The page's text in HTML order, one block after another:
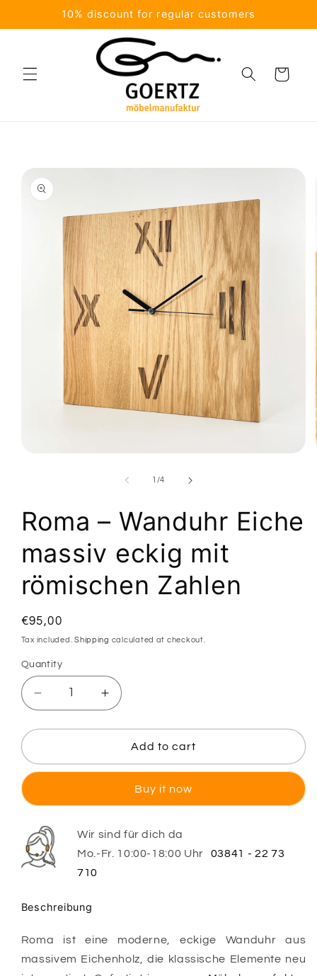
10% discount for regular customers
Cart
Skip to
product
information
1 /of
4
Roma – Wanduhr Eiche
massiv eckig mit
römischen Zahlen
Regular
price
€95,00
Tax included.Shipping calculated at checkout.
Quantity
Decrease
quantity
for
–
Wanduhr
massiv
eckig
mit
römischen
Zahlen
Increase
quantity
for
Roma
–
Eiche
massiv
mit
römischen
Add to cart
Buy it now
Wir sind für dich da
Mo.-Fr. 10:00-18:00 Uhr
03841 - 22 73
710
Beschreibung
Roma ist eine moderne, eckige Wanduhr aus
massivem Eichenholz, die klassische Elemente neu